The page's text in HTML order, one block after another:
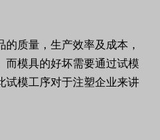
质量，生产效率及成本，
而模具的好坏需要通过试模
试模工序对于注塑企业来讲